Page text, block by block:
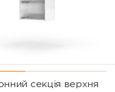
секцiя верхня